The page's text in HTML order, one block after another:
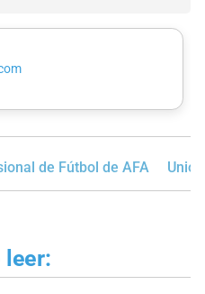
de Fútbol de AFA Unión
leer: